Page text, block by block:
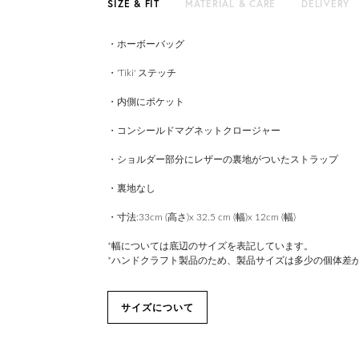
SIZE & FIT MATERIAL & CARE DELIVERY
・ホーボーバッグ
・'Tiki' ステッチ
・内側にポケット
・コンシールドマグネットクロージャー
・ショルダー部分にレザーの裏地がついたストラップ
・裏地なし
・寸法:33cm (高さ)x 32.5 cm (幅)x 12cm (幅)
*幅については底辺のサイズを表記しています。
*ハンドクラフト製品のため、製品サイズは多少の個体差
サイズについて